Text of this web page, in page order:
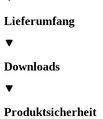
Lieferumfang
Downloads
Produktsicherheit